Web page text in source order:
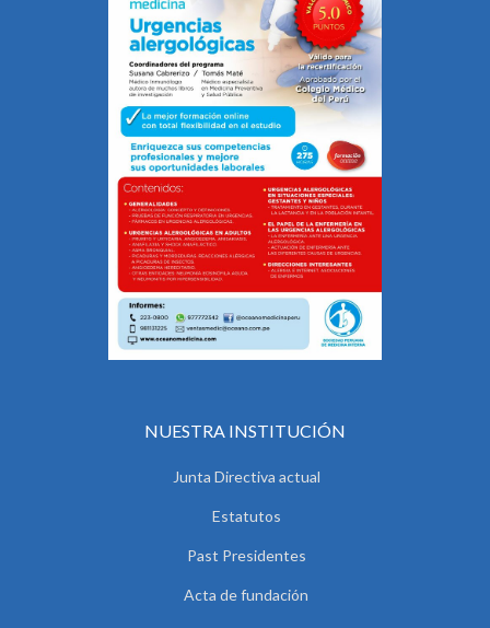
NUESTRA INSTITUCIÓN
Junta Directiva actual
Estatutos
Past Presidentes
Acta de fundación